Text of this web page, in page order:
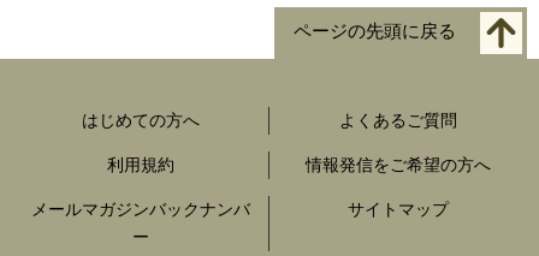
ページの先頭に戻る
はじめての方へ よくあるご質問
利用規約 情報発信をご希望の方へ
メールマガジンバックナンバ
ー
サイトマップ